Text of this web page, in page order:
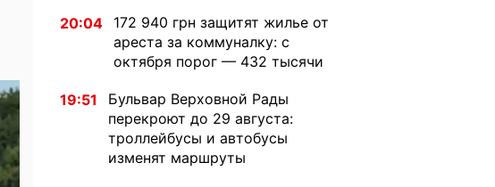
20:04
172 940 грн защитят жилье от
ареста за коммуналку: с
октября порог — 432 тысячи
19:51
Бульвар Верховной Рады
перекроют до 29 августа:
троллейбусы и автобусы
изменят маршруты